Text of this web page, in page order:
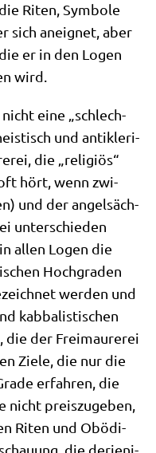
Riten, Sym­bo­le
sich aneig­net, aber
er in den Logen
wird.
eine „schlech­
und anti­kle­ri­
die „reli­gi­ös“
hört, wenn zwi­
und der angel­säch­
unter­schie­den
allen Logen die
Hoch­gra­den
wer­den und
kab­ba­li­sti­schen
die der Frei­mau­re­rei
Zie­le, die nur die
erfah­ren, die
nicht preis­zu­ge­ben,
Riten und Obö­di­